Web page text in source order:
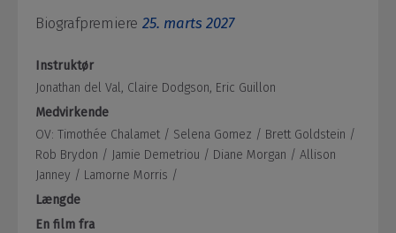
Biografpremiere 25. marts 2027
Instruktør
Jonathan del Val, Claire Dodgson, Eric Guillon
Medvirkende
OV: Timothée Chalamet / Selena Gomez / Brett Goldstein /
Rob Brydon / Jamie Demetriou / Diane Morgan / Allison
Janney / Lamorne Morris /
Længde
En film fra